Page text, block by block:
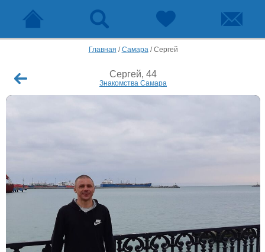
Главная /Самара/Сергей
Сергей, 44
Знакомства Самара